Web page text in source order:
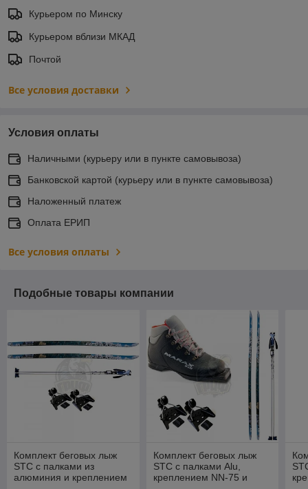
Курьером по Минску
Курьером вблизи МКАД
Почтой
Все условия доставки
Условия оплаты
Наличными (курьеру или в пункте самовывоза)
Банковской картой (курьеру или в пункте самовывоза)
Наложенный платеж
Оплата ЕРИП
Все условия оплаты
Подобные товары компании
Комплект беговых лыж
STC с палками из
алюминия и креплением
Комплект беговых лыж
STC с палками Alu,
креплением NN-75 и